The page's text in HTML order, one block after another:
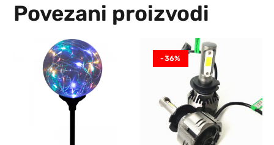
Povezani proizvodi
-36%